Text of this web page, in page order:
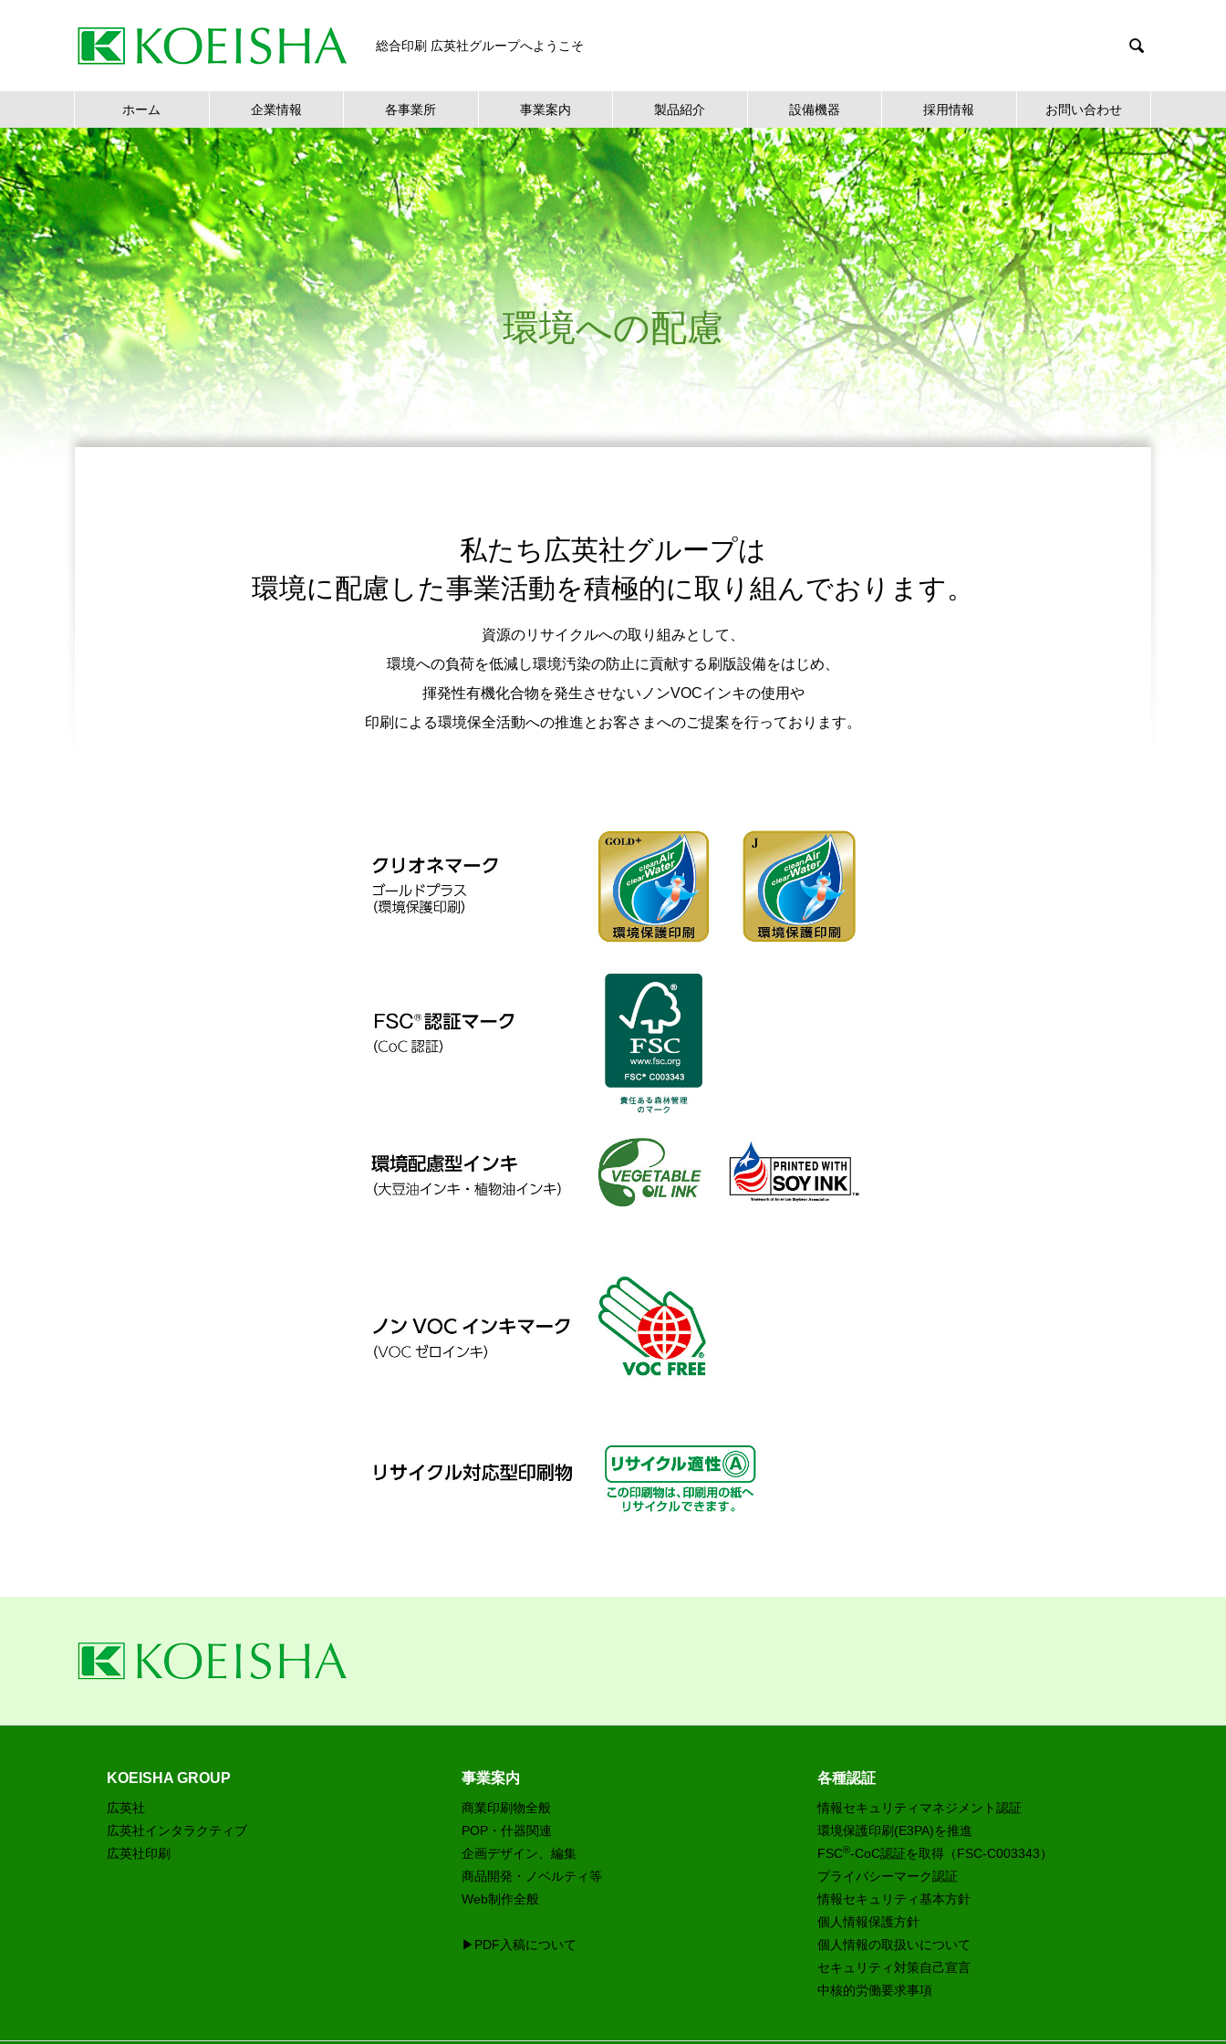
総合印刷 広英社グループへようこそ 
ホーム 企業情報 各事業所 事業案内 製品紹介 設備機器 採用情報 お問い合わせ
環境への配慮
私たち広英社グループは
環境に配慮した事業活動を積極的に取り組んでおります。
資源のリサイクルへの取り組みとして、
環境への負荷を低減し環境汚染の防止に貢献する刷版設備をはじめ、
揮発性有機化合物を発生させないノンVOCインキの使用や
印刷による環境保全活動への推進とお客さまへのご提案を行っております。
KOEISHA GROUP
広英社
広英社インタラクティブ
広英社印刷
事業案内
商業印刷物全般
POP・什器関連
企画デザイン、編集
商品開発・ノベルティ等
Web制作全般
▶PDF入稿について
各種認証
情報セキュリティマネジメント認証
環境保護印刷(E3PA)を推進
FSC®-CoC認証を取得（FSC-C003343）
プライバシーマーク認証
情報セキュリティ基本方針
個人情報保護方針
個人情報の取扱いについて
セキュリティ対策自己宣言
中核的労働要求事項